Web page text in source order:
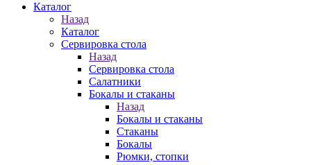
Каталог
Назад
Каталог
Сервировка стола
Назад
Сервировка стола
Салатники
Бокалы и стаканы
Назад
Бокалы и стаканы
Стаканы
Бокалы
Рюмки, стопки